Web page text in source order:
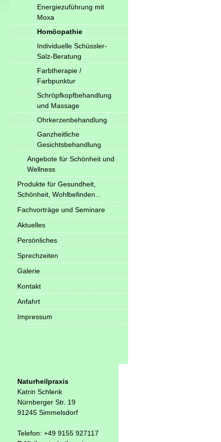
Energiezuführung mit
Moxa
Homöopathie
Individuelle Schüssler-
Salz-Beratung
Farbtherapie /
Farbpunktur
Schröpfkopfbehandlung
und Massage
Ohrkerzenbehandlung
Ganzheitliche
Gesichtsbehandlung
Angebote für Schönheit und
Wellness
Produkte für Gesundheit,
Schönheit, Wohlbefinden...
Fachvorträge und Seminare
Aktuelles
Persönliches
Sprechzeiten
Galerie
Kontakt
Anfahrt
Impressum
Naturheilpraxis
Katrin Schlenk
Nürnberger Str. 19
91245 Simmelsdorf
Telefon: +49 9155 927117